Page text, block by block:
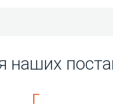
наших
Г